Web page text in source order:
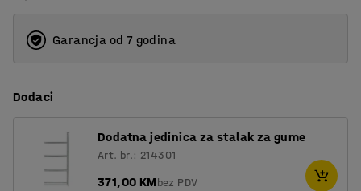
Garancja od 7 godina
Dodaci
Dodatna jedinica za stalak za gume
Art. br.: 214301
371,00 KMbez PDV